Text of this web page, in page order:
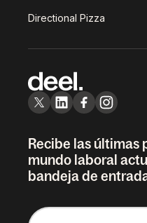
Directional Pizza
Recibe las últimas
mundo laboral
bandeja de